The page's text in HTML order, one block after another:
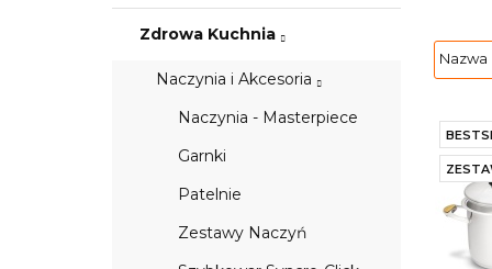
Zdrowa Kuchnia
Naczynia i Akcesoria
Naczynia - Masterpiece
Garnki
Patelnie
Zestawy Naczyń